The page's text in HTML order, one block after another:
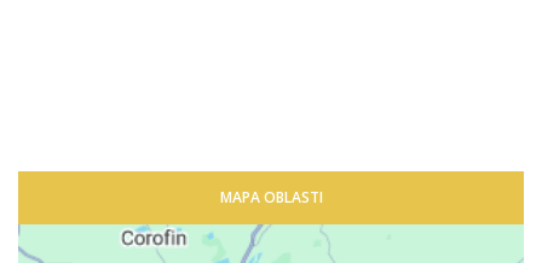
MAPA OBLASTI